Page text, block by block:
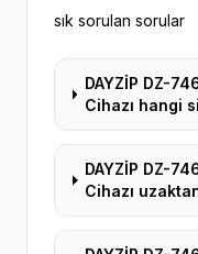
sık sorulan sorular
DAYZİP DZ-
Cihazı hangi
DAYZİP DZ-
Cihazı